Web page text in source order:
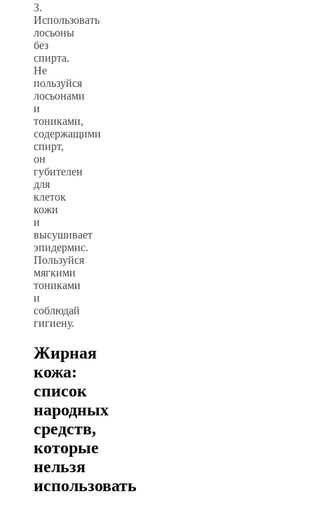
3.
Использовать
лосьоны
без
спирта.
Не
пользуйся
лосьонами
и
тониками,
содержащими
спирт,
он
губителен
для
клеток
кожи
и
высушивает
эпидермис.
Пользуйся
мягкими
тониками
и
соблюдай
гигиену.
Жирная
кожа:
список
народных
средств,
которые
нельзя
использовать